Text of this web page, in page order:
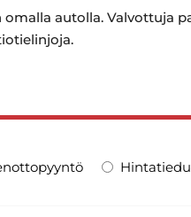
autolla. Valvottuja